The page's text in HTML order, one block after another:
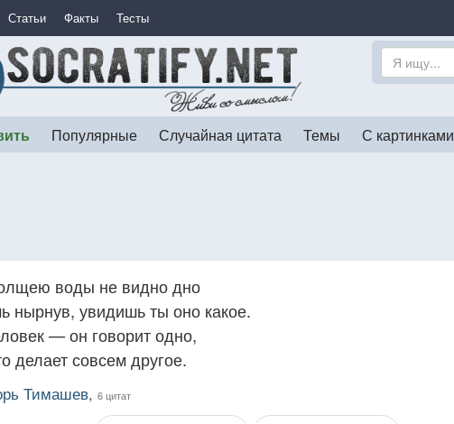
Статьи Факты Тесты
Популярные Случайная цитата Темы С картинками
воды не видно дно
нырнув, увидишь ты оно какое.
— он говорит одно,
делает совсем другое.
Тимашев, 6 цитат